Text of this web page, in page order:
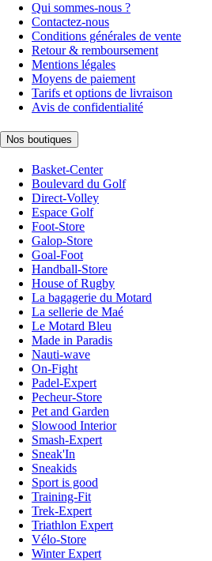
Qui sommes-nous ?
Contactez-nous
Conditions générales de vente
Retour & remboursement
Mentions légales
Moyens de paiement
Tarifs et options de livraison
Avis de confidentialité
Nos boutiques
Basket-Center
Boulevard du Golf
Direct-Volley
Espace Golf
Foot-Store
Galop-Store
Goal-Foot
Handball-Store
House of Rugby
La bagagerie du Motard
La sellerie de Maé
Le Motard Bleu
Made in Paradis
Nauti-wave
On-Fight
Padel-Expert
Pecheur-Store
Pet and Garden
Slowood Interior
Smash-Expert
Sneak'In
Sneakids
Sport is good
Training-Fit
Trek-Expert
Triathlon Expert
Vélo-Store
Winter Expert